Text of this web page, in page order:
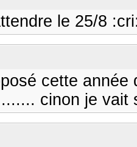
le 25/8
cette
cinon je